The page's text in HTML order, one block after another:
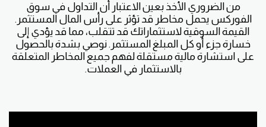
من الضروري الأخذ بعين الاعتبار أن التداول في سوق
الفوركس يحمل مخاطر قد تؤثر على رأس المال المستثمر.
القيمة السوقية لاستثماراتك قد تتقلب، مما قد يؤدي إلى
خسارة جزء أو كل المبلغ المستثمر. نوصي بشدة بالحصول
على استشارة مالية مستقلة لفهم جميع المخاطر المتعلقة
بالاستثمار في العملات.